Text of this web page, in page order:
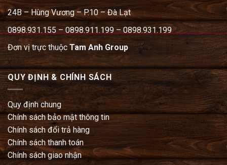
24B – Hùng Vương – P.10 – Đà Lạt
0898.931.155 – 0898.911.199 – 0898.931.199
Đơn vị trực thuộcTam Anh Group
QUY ĐỊNH & CHÍNH SÁCH
Quy định chung
Chính sách bảo mật thông tin
Chính sách đổi trả hàng
Chính sách thanh toán
Chính sách giao nhận